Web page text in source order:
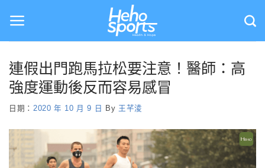
content
連假出門跑馬拉松要注意！醫師：高
強度運動後反而容易感冒
日期： 2020 年 10 月 9 日 By 王芊淩